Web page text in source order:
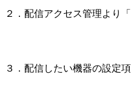
２．配信アクセス管理より
３．配信したい機器の設定